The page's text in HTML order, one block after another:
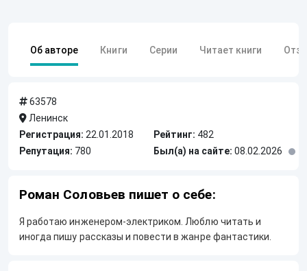
Об авторе Книги Серии Читает книги
63578
Ленинск
Регистрация: 22.01.2018 Рейтинг: 482
Репутация: 780 Был(а) на сайте: 08.02.2026
Роман Соловьев пишет о себе:
Я работаю инженером-электриком. Люблю читать и
иногда пишу рассказы и повести в жанре фантастики.